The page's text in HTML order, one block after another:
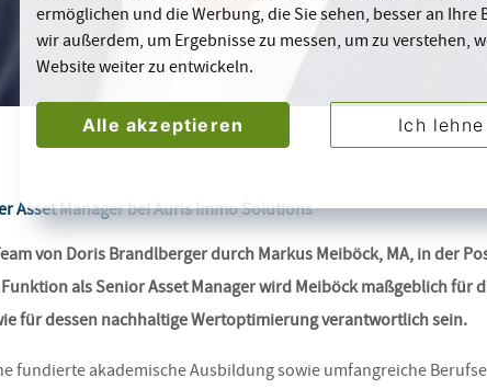
ermöglichen und die Werbung, die Sie sehen, besser an
wir außerdem, um Ergebnisse zu messen, um zu verstehen,
Website weiter zu entwickeln.
Alle akzeptieren Ich lehne
Asset Manager bei Auris Immo Solutions
von Doris Brandlberger durch Markus Meiböck, MA, in der
als Senior Asset Manager wird Meiböck maßgeblich für
für dessen nachhaltige Wertoptimierung verantwortlich sein.
fundierte akademische Ausbildung sowie umfangreiche